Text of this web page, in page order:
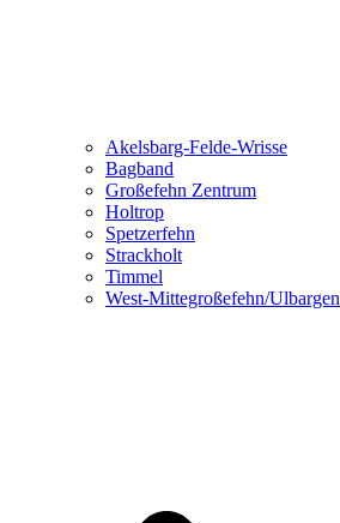
Akelsbarg-Felde-Wrisse
Bagband
Großefehn Zentrum
Holtrop
Spetzerfehn
Strackholt
Timmel
West-Mittegroßefehn/Ulbargen